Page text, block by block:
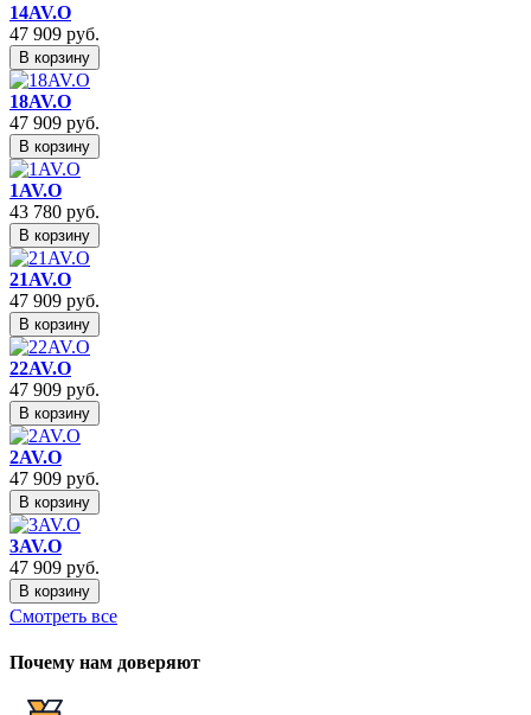
14AV.O
47 909 руб.
В корзину
18AV.O
47 909 руб.
В корзину
1AV.O
43 780 руб.
В корзину
21AV.O
47 909 руб.
В корзину
22AV.O
47 909 руб.
В корзину
2AV.O
47 909 руб.
В корзину
3AV.O
47 909 руб.
В корзину
Смотреть все
Почему нам доверяют